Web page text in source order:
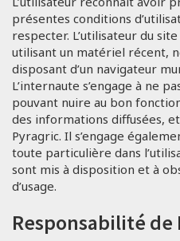
présentes conditions
respecter. L’utilisateur du
utilisant un matériel récent,
disposant d’un navigateur
L’internaute s’engage à ne
pouvant nuire au bon
des informations diffusées,
Pyragric. Il s’engage
toute particulière dans
sont mis à disposition et à
d’usage.
Responsabilité de